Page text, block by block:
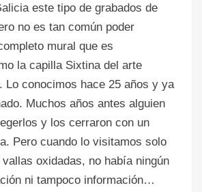
este tipo de grabados de
no es tan común poder
mural que es
la capilla Sixtina del arte
Lo conocimos hace 25 años y ya
Muchos años antes alguien
y los cerraron con un
Pero cuando lo visitamos solo
oxidadas, no había ningún
ni tampoco información…